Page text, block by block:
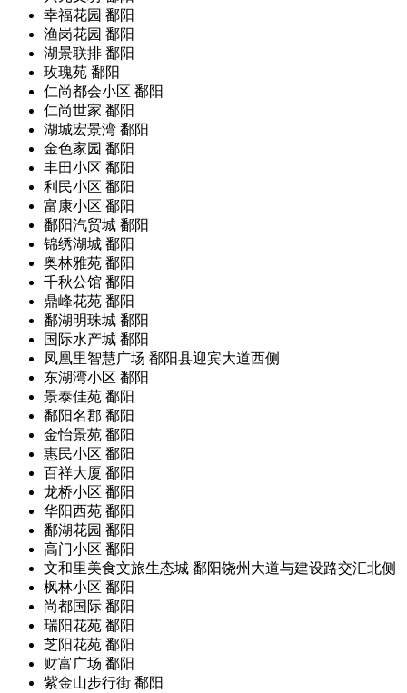
幸福花园 鄱阳
渔岗花园 鄱阳
湖景联排 鄱阳
玫瑰苑 鄱阳
仁尚都会小区 鄱阳
仁尚世家 鄱阳
湖城宏景湾 鄱阳
金色家园 鄱阳
丰田小区 鄱阳
利民小区 鄱阳
富康小区 鄱阳
鄱阳汽贸城 鄱阳
锦绣湖城 鄱阳
奥林雅苑 鄱阳
千秋公馆 鄱阳
鼎峰花苑 鄱阳
鄱湖明珠城 鄱阳
国际水产城 鄱阳
凤凰里智慧广场 鄱阳县迎宾大道西侧
东湖湾小区 鄱阳
景泰佳苑 鄱阳
鄱阳名郡 鄱阳
金怡景苑 鄱阳
惠民小区 鄱阳
百祥大厦 鄱阳
龙桥小区 鄱阳
华阳西苑 鄱阳
鄱湖花园 鄱阳
高门小区 鄱阳
文和里美食文旅生态城 鄱阳饶州大道与建设路交汇北侧
枫林小区 鄱阳
尚都国际 鄱阳
瑞阳花苑 鄱阳
芝阳花苑 鄱阳
财富广场 鄱阳
紫金山步行街 鄱阳